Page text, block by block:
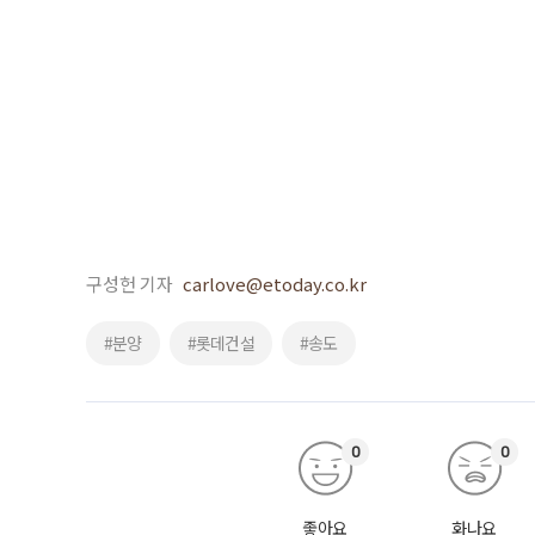
구성헌 기자 carlove@etoday.co.kr
#분양 #롯데건설 #송도
좋아요
0
화나요
0